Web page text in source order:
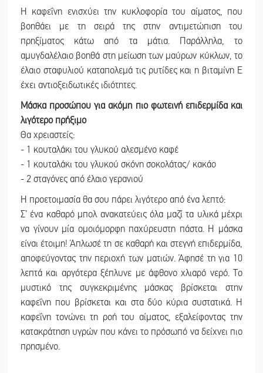
Η καφεΐνη ενισχύει την κυκλοφορία του αίματος, που
βοηθάει με τη σειρά της στην αντιμετώπιση του
πρηξίματος κάτω από τα μάτια. Παράλληλα, το
αμυγδαλέλαιο βοηθά στη μείωση των μαύρων κύκλων, το
έλαιο σταφυλιού καταπολεμά τις ρυτίδες και η βιταμίνη Ε
έχει αντιοξειδωτικές ιδιότητες.
Μάσκα προσώπου για ακόμη πιο φωτεινή επιδερμίδα και
λιγότερο πρήξιμο
Θα χρειαστείς:
- 1 κουταλάκι του γλυκού αλεσμένο καφέ
- 1 κουταλάκι του γλυκού σκόνη σοκολάτας/ κακάο
- 2 σταγόνες από έλαιο γερανιού
Η προετοιμασία θα σου πάρει λιγότερο από ένα λεπτό:
Σ’ ένα καθαρό μπολ ανακατεύεις όλα μαζί τα υλικά μέχρι
να γίνουν μία ομοιόμορφη παχύρευστη πάστα. Η μάσκα
είναι έτοιμη! Άπλωσέ τη σε καθαρή και στεγνή επιδερμίδα,
αποφεύγοντας την περιοχή των ματιών. Άφησέ τη για 10
λεπτά και αργότερα ξέπλυνε με άφθονο χλιαρό νερό. Το
μυστικό της συγκεκριμένης μάσκας βρίσκεται στην
καφεΐνη που βρίσκεται και στα δύο κύρια συστατικά. Η
καφεΐνη τονώνει τη ροή του αίματος, εξαλείφοντας την
κατακράτηση υγρών που κάνει το πρόσωπό να δείχνει πιο
πρησμένο.